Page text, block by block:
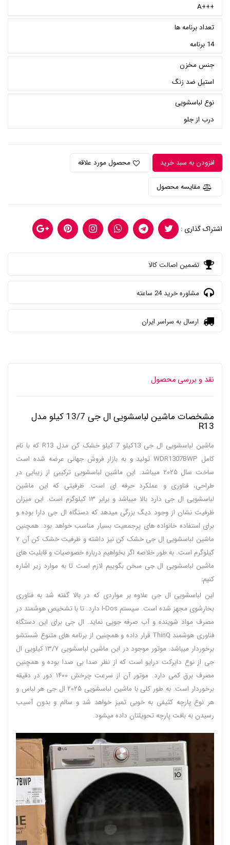
+++A
تعداد برنامه ها
14 برنامه
جنس مخزن
استیل ضد زنگ
نوع لباسشویی
درب از جلو
افزودن به سبد خرید محصول مورد علاقه
مقایسه محصول
اشتراک گذاری :
تضمین اصالت کالا
مشاوره خرید 24 ساعته
ارسال به سراسر ایران
نقد و بررسی محصول
مشخصات ماشین لباسشویی ال جی 13/7 کیلو مدل
R13
ماشین لباسشویی ال جی 13کیلو 7 کیلو خشک کن مدل R13 که با نام
کامل WDR1307BWP تولید و به بازار فروش جهانی عرضه شده است
ساخت سال ۲۰۲۵ میباشد. این ماشین لباسشویی ترکیبی از زیبایی در
طراحی، فناوری و عملکرد حرفه ای است. ظرفیتی که این ماشین
لباسشویی ال جی دارد بالا میباشد و برابر ۱۳ کیلوگرم است. این میزان
ظرفیت نشان از وجود دیگ بزرگی میدهد که دستگاه ال جی دارا بوده و
برای استفاده خانواده های پرجمعیت بسیار مناسب خواهد بود. همچنین
ماشین لباسشویی ال جی خشک کن نیز داشته و ظرفیت خشک کن آن ۷
کیلوگرم است. به طور خلاصه اگر بخواهیم درباره خصوصیات و قابلیت های
ماشین لباسشویی ال جی سخن بگوییم لازم است تا به موارد زیر اشاره
کنیم:
این لباسشویی ال جی علاوه بر مواردی که در بالا گفته شد به فناوری
بخارشوی مجهز شده است. سیستم I-Dos دارد. تا با تشخیص هوشمند در
مصرف مواد شوینده و آب صرفه جویی نماید. ال جی برای این دستگاه
فناوری هوشمند ThinQ قرار داده و همچنین از برنامه های متنوع شستشو
برخوردار میباشد. موتور موجود در این ماشین لباسشویی ۱۳/۷ کیلویی ال
جی از نوع دایرکت درایو است که از نظر صدا بی صدا بوده و همچنین
مصرف برق کمی دارد. موتور آن از سرعت چرخش ۱۴۰۰ دور در دقیقه
برخوردار است. به طور کلی با ماشین لباسشویی ۲۰۲۵ ال جی هر لباس و
هر نوع پارچه کثیفی به خوبی تمیز خواهد شد و سالم و بدون آسیب
رسیدن به بافت پارچه تحویلتان داده میشود.